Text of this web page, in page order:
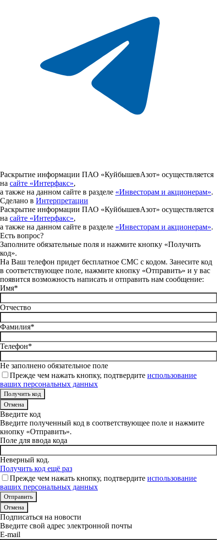
Раскрытие информации ПАО «КуйбышевАзот» осуществляется
на сайте «Интерфакс»,
а также на данном сайте в разделе «Инвесторам и акционерам».
Сделано в Интерпретации
Раскрытие информации ПАО «КуйбышевАзот» осуществляется
на сайте «Интерфакс»,
а также на данном сайте в разделе «Инвесторам и акционерам».
Есть вопрос?
Заполните обязательные поля и нажмите кнопку «Получить
код».
На Ваш телефон придет бесплатное СМС с кодом. Занесите код
в соответствующее поле, нажмите кнопку «Отправить» и у вас
появится возможность написать и отправить нам сообщение:
Имя*
Отчество
Фамилия*
Телефон*
Не заполнено обязательное поле
Прежде чем нажать кнопку, подтвердите использование
ваших персональных данных
Отмена
Введите код
Введите полученный код в соответствующее поле и нажмите
кнопку «Отправить».
Поле для ввода кода
Неверный код.
Получить код ещё раз
Прежде чем нажать кнопку, подтвердите использование
ваших персональных данных
Отмена
Подписаться на новости
Введите свой адрес электронной почты
E-mail